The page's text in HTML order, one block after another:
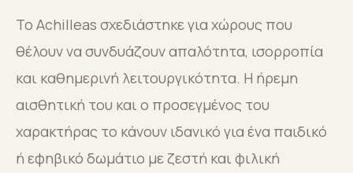
Το Achilleas σχεδιάστηκε για χώρους που
θέλουν να συνδυάζουν απαλότητα, ισορροπία
και καθημερινή λειτουργικότητα. Η ήρεμη
αισθητική του και ο προσεγμένος του
χαρακτήρας το κάνουν ιδανικό για ένα παιδικό
ή εφηβικό δωμάτιο με ζεστή και φιλική